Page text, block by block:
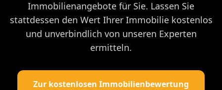
Immobilienangebote für Sie. Lassen Sie
stattdessen den Wert Ihrer Immobilie kostenlos
und unverbindlich von unseren Experten
ermitteln.
Zur kostenlosen Immobilienbewertung